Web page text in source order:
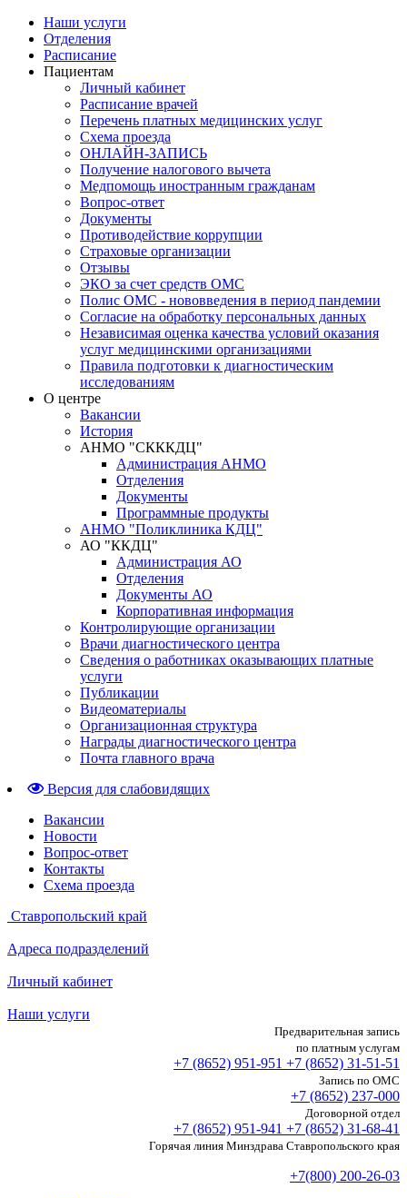
Наши услуги
Отделения
Расписание
Пациентам
Личный кабинет
Расписание врачей
Перечень платных медицинских услуг
Схема проезда
ОНЛАЙН-ЗАПИСЬ
Получение налогового вычета
Медпомощь иностранным гражданам
Вопрос-ответ
Документы
Противодействие коррупции
Страховые организации
Отзывы
ЭКО за счет средств ОМС
Полис ОМС - нововведения в период пандемии
Согласие на обработку персональных данных
Независимая оценка качества условий оказания
услуг медицинскими организациями
Правила подготовки к диагностическим
исследованиям
О центре
Вакансии
История
АНМО "СКККДЦ"
Администрация АНМО
Отделения
Документы
Программные продукты
АНМО "Поликлиника КДЦ"
АО "ККДЦ"
Администрация АО
Отделения
Документы АО
Корпоративная информация
Контролирующие организации
Врачи диагностического центра
Сведения о работниках оказывающих платные
услуги
Публикации
Видеоматериалы
Организационная структура
Награды диагностического центра
Почта главного врача
Версия для слабовидящих
Вакансии
Новости
Вопрос-ответ
Контакты
Схема проезда
Ставропольский край
Адреса подразделений
Личный кабинет
Наши услуги
Предварительная запись
по платным услугам
+7 (8652) 951-951 +7 (8652) 31-51-51
Запись по ОМС
+7 (8652) 237-000
Договорной отдел
+7 (8652) 951-941 +7 (8652) 31-68-41
Горячая линия Минздрава Ставропольского края
+7(800) 200-26-03